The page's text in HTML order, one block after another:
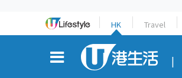
HK Travel